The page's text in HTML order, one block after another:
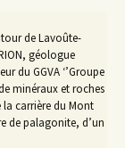
de Lavoûte-
géologue
du GGVA ‘’Groupe
minéraux et roches
carrière du Mont
de palagonite, d’un